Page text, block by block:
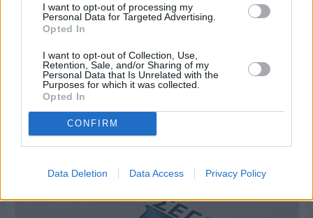
I want to opt-out of processing my
Personal Data for Targeted Advertising.
Opted In
I want to opt-out of Collection, Use,
Retention, Sale, and/or Sharing of my
Personal Data that Is Unrelated with the
Purposes for which it was collected.
Opted In
CONFIRM
Data Deletion Data Access Privacy Policy
Πριν 7 ημέρες
Μία μικρή αλλά αναγκαία ανάπαυλα για την
ομάδα του «Πολίτη»